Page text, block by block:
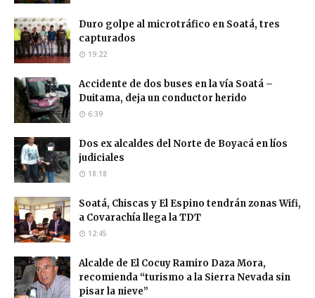
Duro golpe al microtráfico en Soatá, tres
capturados
19:22
Accidente de dos buses en la vía Soatá –
Duitama, deja un conductor herido
6:39
Dos ex alcaldes del Norte de Boyacá en líos
judiciales
18:18
Soatá, Chiscas y El Espino tendrán zonas Wifi,
a Covarachía llega la TDT
12:45
Alcalde de El Cocuy Ramiro Daza Mora,
recomienda “turismo a la Sierra Nevada sin
pisar la nieve”